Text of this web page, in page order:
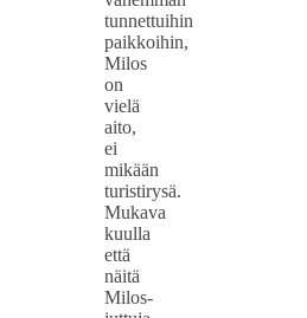
tunnettuihin
paikkoihin,
Milos
on
vielä
aito,
ei
mikään
turistirysä.
Mukava
kuulla
että
näitä
Milos-